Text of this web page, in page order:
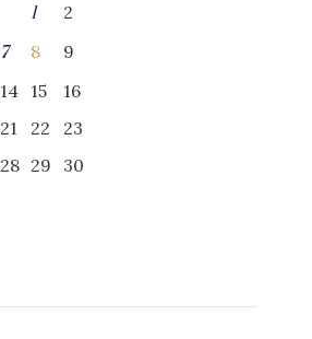
1
2
7 8
9
14 15
16
21 22
23
28 29
30